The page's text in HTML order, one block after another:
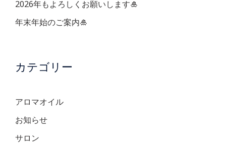
2026年もよろしくお願いします🎍
年末年始のご案内🎍
カテゴリー
アロマオイル
お知らせ
サロン